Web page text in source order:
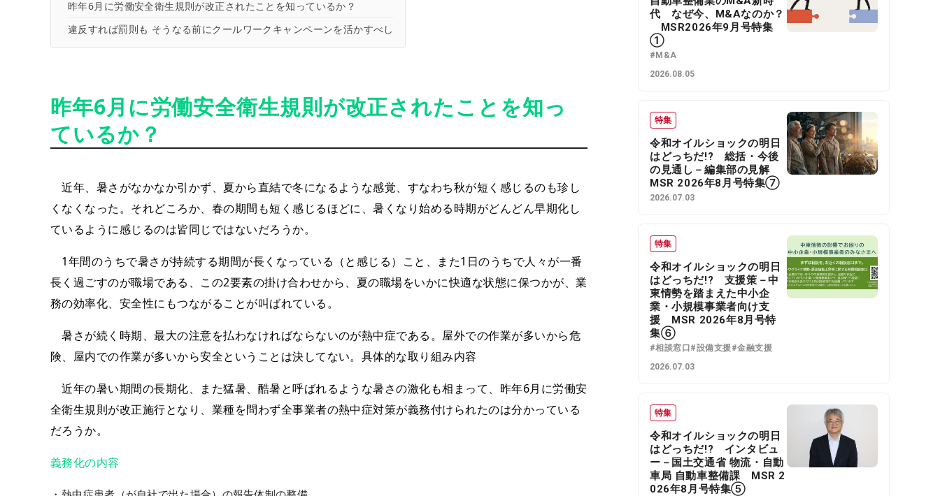
昨年6月に労働安全衛生規則が改正されたことを知っているか？
違反すれば罰則も そうなる前にクールワークキャンペーンを活かすべし
昨年6月に労働安全衛生規則が改正されたことを知っ
ているか？
近年、暑さがなかなか引かず、夏から直結で冬になるような感覚、すなわち秋が短く感じるのも珍し
くなくなった。それどころか、春の期間も短く感じるほどに、暑くなり始める時期がどんどん早期化し
ているように感じるのは皆同じではないだろうか。
1年間のうちで暑さが持続する期間が長くなっている（と感じる）こと、また1日のうちで人々が一番
長く過ごすのが職場である、この2要素の掛け合わせから、夏の職場をいかに快適な状態に保つかが、業
務の効率化、安全性にもつながることが叫ばれている。
暑さが続く時期、最大の注意を払わなければならないのが熱中症である。屋外での作業が多いから危
険、屋内での作業が多いから安全ということは決してない。具体的な取り組み内容
近年の暑い期間の長期化、また猛暑、酷暑と呼ばれるような暑さの激化も相まって、昨年6月に労働安
全衛生規則が改正施行となり、業種を問わず全事業者の熱中症対策が義務付けられたのは分かっている
だろうか。
義務化の内容
代 なぜ今、M&Aなのか？
MSR2026年9月号特集
①
#M&A
2026.08.05
特集
令和オイルショックの明日
はどっちだ!? 総括・今後
の見通し－編集部の見解
MSR 2026年8月号特集⑦
2026.07.03
特集
令和オイルショックの明日
はどっちだ!? 支援策－中
東情勢を踏まえた中小企
業・小規模事業者向け支
援 MSR 2026年8月号特
集⑥
#相談窓口 #設備支援#金融支援
2026.07.03
特集
令和オイルショックの明日
はどっちだ!? インタビュ
ー－国土交通省 物流・自動
車局 自動車整備課 MSR 2
026年8月号特集⑤